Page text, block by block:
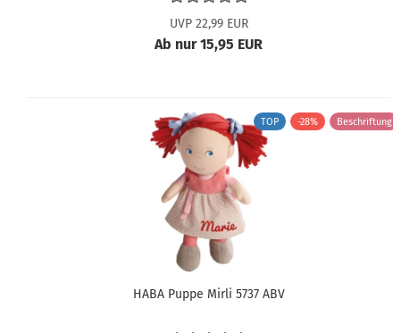
UVP 22,99 EUR
Ab nur 15,95 EUR
TOP -28% Beschriftung
HABA Puppe Mirli 5737 ABV